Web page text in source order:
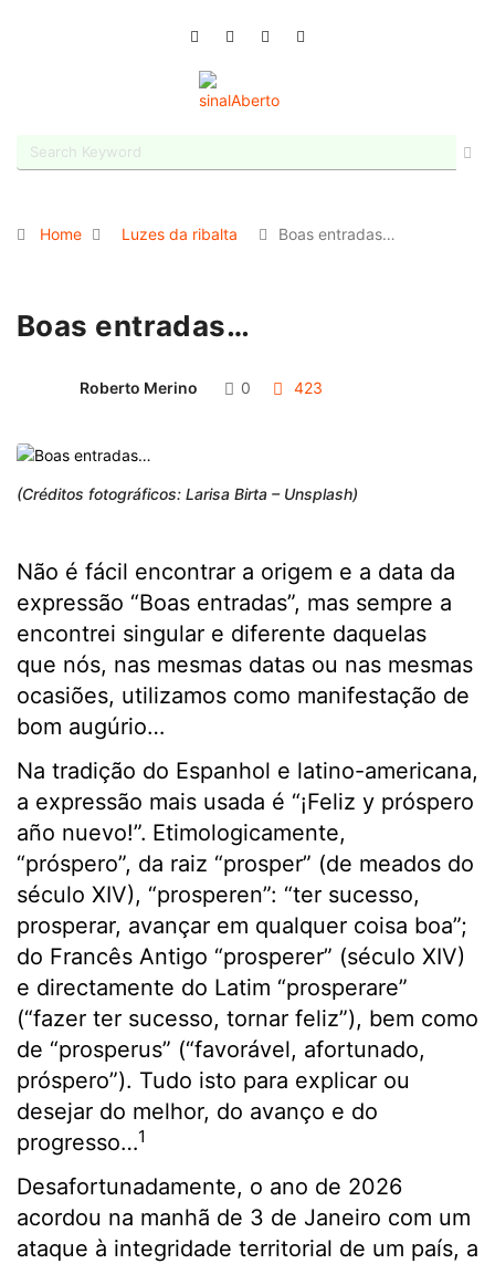
Home Luzes da ribalta Boas entradas…
Boas entradas…
Roberto Merino 0 423
(Créditos fotográficos: Larisa Birta – Unsplash)
Não é fácil encontrar a origem e a data da
expressão “Boas entradas”, mas sempre a
encontrei singular e diferente daquelas
que nós, nas mesmas datas ou nas mesmas
ocasiões, utilizamos como manifestação de
bom augúrio…
Na tradição do Espanhol e latino-americana,
a expressão mais usada é “¡Feliz y próspero
año nuevo!”. Etimologicamente,
“próspero”, da raiz “prosper” (de meados do
século XIV), “prosperen”: “ter sucesso,
prosperar, avançar em qualquer coisa boa”;
do Francês Antigo “prosperer” (século XIV)
e directamente do Latim “prosperare”
(“fazer ter sucesso, tornar feliz”), bem como
de “prosperus” (“favorável, afortunado,
próspero”). Tudo isto para explicar ou
desejar do melhor, do avanço e do
progresso…1
Desafortunadamente, o ano de 2026
acordou na manhã de 3 de Janeiro com um
ataque à integridade territorial de um país, a